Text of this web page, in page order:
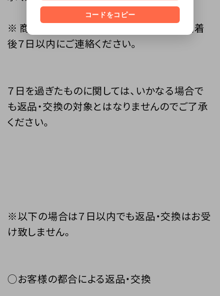
※ 商品不良・発送間違いについては商品到着
後７日以内にご連絡ください。
７日を過ぎたものに関しては、いかなる場合で
も返品・交換の対象とはなりませんのでご了承
ください。
※以下の場合は７日以内でも返品・交換はお受
け致しません。
○お客様の都合による返品・交換
コードをコピー